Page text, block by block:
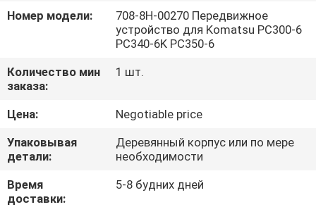
ДАННЫЕ
НОВОСТИ
Номер модели:
708-8H-00270 Передвижное
устройство для Komatsu PC300-6
PC340-6K PC350-6
Количество мин
заказа:
1 шт.
Цена:
Negotiable price
Упаковывая
детали:
Деревянный корпус или по мере
необходимости
Время
доставки:
5-8 будних дней